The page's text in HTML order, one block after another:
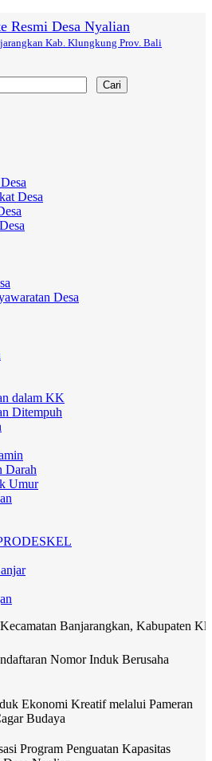
Resmi Desa Nyalian
Kab. Klungkung Prov. Bali
Cari
Desa
Desa
dalam KK
Ditempuh
Darah
Umur
Banjarangkan, Kabupaten
Nomor Induk Berusaha
Ekonomi Kreatif melalui Pameran
Budaya
Program Penguatan Kapasitas